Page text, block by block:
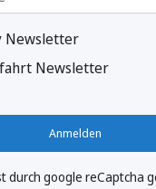
Newsletter
Newsletter
Anmelden
durch google reCaptcha